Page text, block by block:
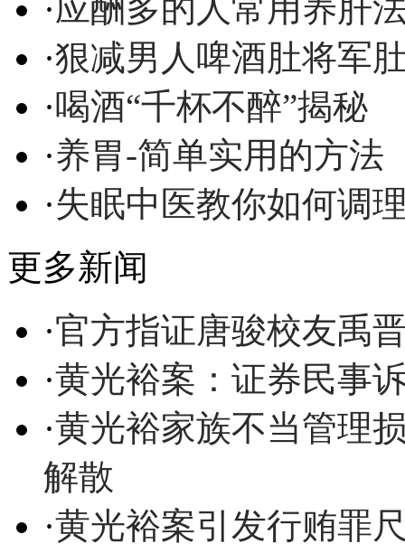
·应酬多的人常用养肝
·狠减男人啤酒肚将军
·喝酒“千杯不醉”揭秘
·养胃-简单实用的方法
·失眠中医教你如何调
更多新闻
·官方指证唐骏校友禹
·黄光裕案：证券民事
·黄光裕家族不当管理
解散
·黄光裕案引发行贿罪